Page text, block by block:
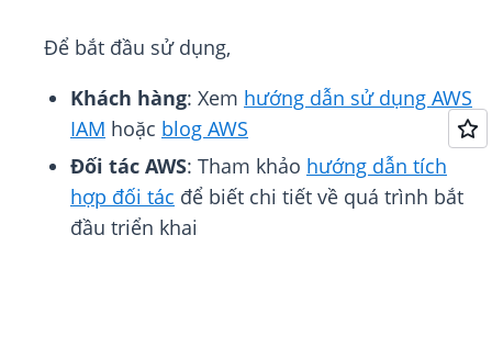
Để bắt đầu sử dụng,
Khách hàng: Xem hướng dẫn sử dụng AWS
IAM hoặc blog AWS
Đối tác AWS: Tham khảo hướng dẫn tích
hợp đối tác để biết chi tiết về quá trình bắt
đầu triển khai